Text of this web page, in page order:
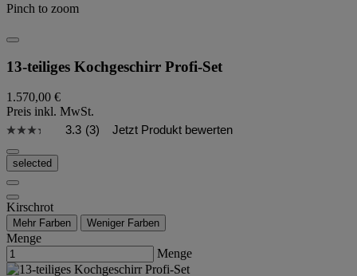
Pinch to zoom
13-teiliges Kochgeschirr Profi-Set
1.570,00 €
Preis inkl. MwSt.
3.3 (3) Jetzt Produkt bewerten
selected
Kirschrot
Mehr Farben Weniger Farben
Menge
Menge